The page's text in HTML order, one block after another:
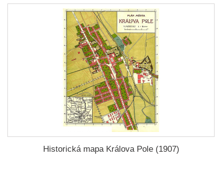
Historická mapa Králova Pole (1907)